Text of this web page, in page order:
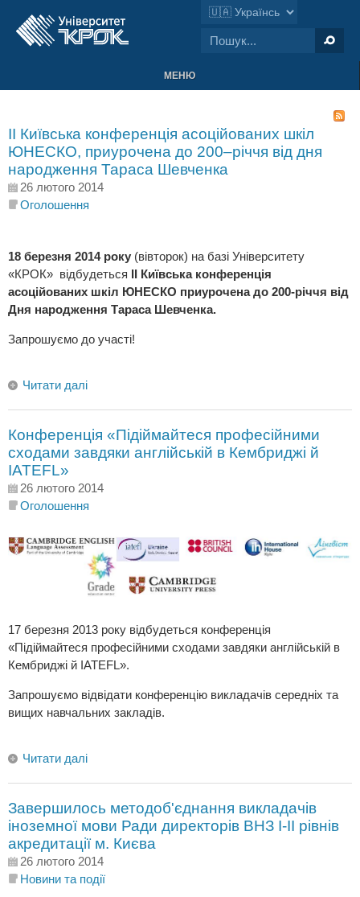
МЕНЮ
ІІ Київська конференція асоційованих шкіл
ЮНЕСКО, приурочена до 200–річчя від дня
народження Тараса Шевченка
26 лютого 2014
Оголошення
18 березня 2014 року (вівторок) на базі Університету
«КРОК» відбудеться ІІ Київська конференція
асоційованих шкіл ЮНЕСКО приурочена до 200-річчя від
Дня народження Тараса Шевченка.
Запрошуємо до участі!
Читати далі
Конференція «Підіймайтеся професійними
сходами завдяки англійській в Кембриджі й
IATEFL»
26 лютого 2014
Оголошення
17 березня 2013 року відбудеться конференція
«Підіймайтеся професійними сходами завдяки англійській в
Кембриджі й IATEFL».
Запрошуємо відвідати конференцію викладачів середніх та
вищих навчальних закладів.
Читати далі
Завершилось методоб'єднання викладачів
іноземної мови Ради директорів ВНЗ І-ІІ рівнів
акредитації м. Києва
26 лютого 2014
Новини та події